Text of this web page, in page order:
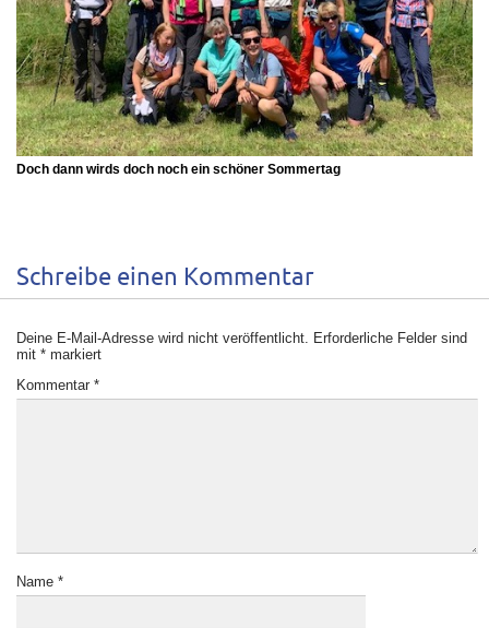
Doch dann wirds doch noch ein schöner Sommertag
Schreibe einen Kommentar
Deine E-Mail-Adresse wird nicht veröffentlicht. Erforderliche Felder sind
mit * markiert
Kommentar *
Name *